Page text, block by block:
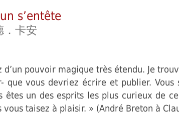
s’entête
．卡安
d’un pouvoir magique très étendu. Je
que vous devriez écrire et publier. Vous
êtes un des esprits les plus curieux de
vous taisez à plaisir. » (André Breton à